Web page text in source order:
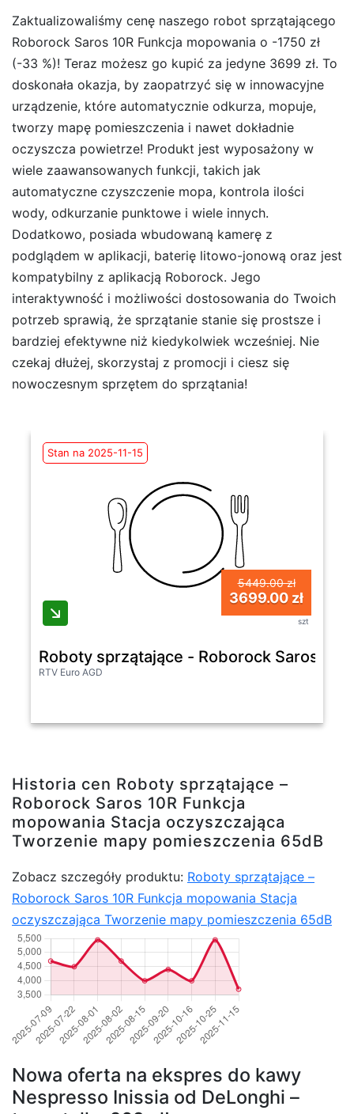
Zaktualizowaliśmy cenę naszego robot sprzątającego
Roborock Saros 10R Funkcja mopowania o -1750 zł
(-33 %)! Teraz możesz go kupić za jedyne 3699 zł. To
doskonała okazja, by zaopatrzyć się w innowacyjne
urządzenie, które automatycznie odkurza, mopuje,
tworzy mapę pomieszczenia i nawet dokładnie
oczyszcza powietrze! Produkt jest wyposażony w
wiele zaawansowanych funkcji, takich jak
automatyczne czyszczenie mopa, kontrola ilości
wody, odkurzanie punktowe i wiele innych.
Dodatkowo, posiada wbudowaną kamerę z
podglądem w aplikacji, baterię litowo-jonową oraz jest
kompatybilny z aplikacją Roborock. Jego
interaktywność i możliwości dostosowania do Twoich
potrzeb sprawią, że sprzątanie stanie się prostsze i
bardziej efektywne niż kiedykolwiek wcześniej. Nie
czekaj dłużej, skorzystaj z promocji i ciesz się
nowoczesnym sprzętem do sprzątania!
Stan na 2025-11-15
5449.00 zł
3699.00 zł
szt
Roboty sprzątające - Roborock Saros
RTV Euro AGD
Historia cen Roboty sprzątające –
Roborock Saros 10R Funkcja
mopowania Stacja oczyszczająca
Tworzenie mapy pomieszczenia 65dB
Zobacz szczegóły produktu: Roboty sprzątające –
Roborock Saros 10R Funkcja mopowania Stacja
oczyszczająca Tworzenie mapy pomieszczenia 65dB
Nowa oferta na ekspres do kawy
Nespresso Inissia od DeLonghi –